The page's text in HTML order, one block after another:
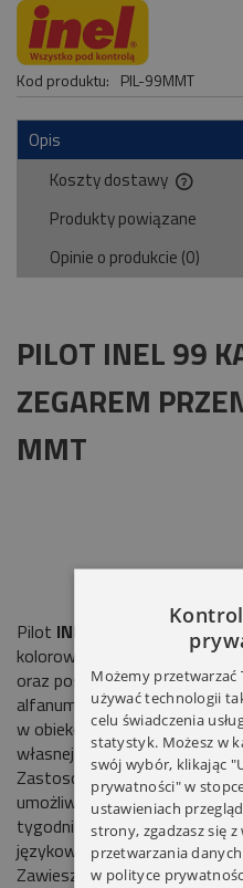
Kod produktu: PIL-99MMT
Opis
Koszty dostawy
Cena nie zawiera ewentualnych
Produkty powiązane
Opinie o produkcie (0)
PILOT INEL 99
ZEGAREM
MMT
Pilot INEL 99MMT 99
kolorowy, wyświetlacz
oraz posiadający możliwość
alfanumerycznych
w obiekcie np. salon,
własnej ulubionej kolorystyki:
Zastosowanie w pilocie
umożliwia programowalną o
tygodnia zdalną obsługę
językowych: polskim,
Zawieszka w komplecie.
Możemy przetwarzać
używać technologii
celu świadczenia
statystyk. Możesz w
swój wybór, klikając
prywatności" w
ustawieniach
strony, zgadzasz się
przetwarzania
w polityce